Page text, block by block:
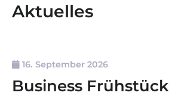
Aktuelles
16. September 2026
Business Frühstück